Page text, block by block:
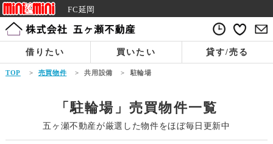
FC延岡
借りたい 買いたい 貸す/売る
TOP > 売買物件 > 共用設備 > 駐輪場
「駐輪場」売買物件一覧
五ヶ瀬不動産が厳選した物件をほぼ毎日更新中